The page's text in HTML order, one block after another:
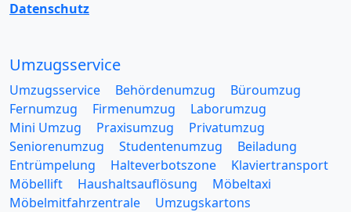
Datenschutz
Umzugsservice
Umzugsservice Behördenumzug
Büroumzug
Fernumzug
Firmenumzug
Laborumzug
Mini Umzug
Praxisumzug
Privatumzug
Seniorenumzug
Studentenumzug
Beiladung
Entrümpelung
Halteverbotszone
Klaviertransport
Möbellift
Haushaltsauflösung
Möbeltaxi
Möbelmitfahrzentrale
Umzugskartons